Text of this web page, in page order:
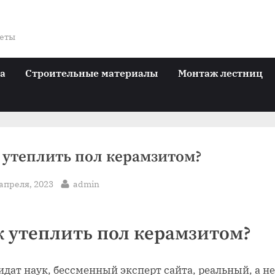
Строительные материалы Монтаж лестниц
пол керамзитом?
2023 By
admin
утеплить пол керамзитом?
наук, бессменный эксперт сайта, реальный, а не